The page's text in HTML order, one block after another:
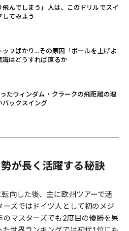
飛んでしまう」人は、このドリルでスイ
してみよう
ップばかり…その原因「ボールを上げよ
識はどうすれば直るか
たウィンダム・クラークの飛距離の理
バックスイング
が長く活躍する秘訣
向した後、主に欧州ツアーで活
ズではドイツ人として初のメジ
のマスターズでも2度目の優勝を果